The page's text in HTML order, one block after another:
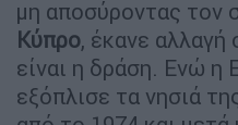
μη αποσύροντας τον
Κύπρο, έκανε
είναι η δράση. Ενώ η
εξόπλισε τα νησιά